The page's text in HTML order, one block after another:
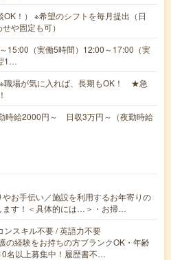
！） ※希望のシフトを毎月提出（日
や固定も可）
（実働5時間）12:00～17:00（実
1…
場が気に入れば、長期もOK！ ★急
給2000円～ 日収3万円～（夜勤時給
お手伝い／施設を利用するお年寄りの
ます！＜具体的には…＞・お掃…
ンスキル不要 / 英語力不要
の経験をお持ちの方ブランクOK・年齢
名以上募集中！履歴書不…